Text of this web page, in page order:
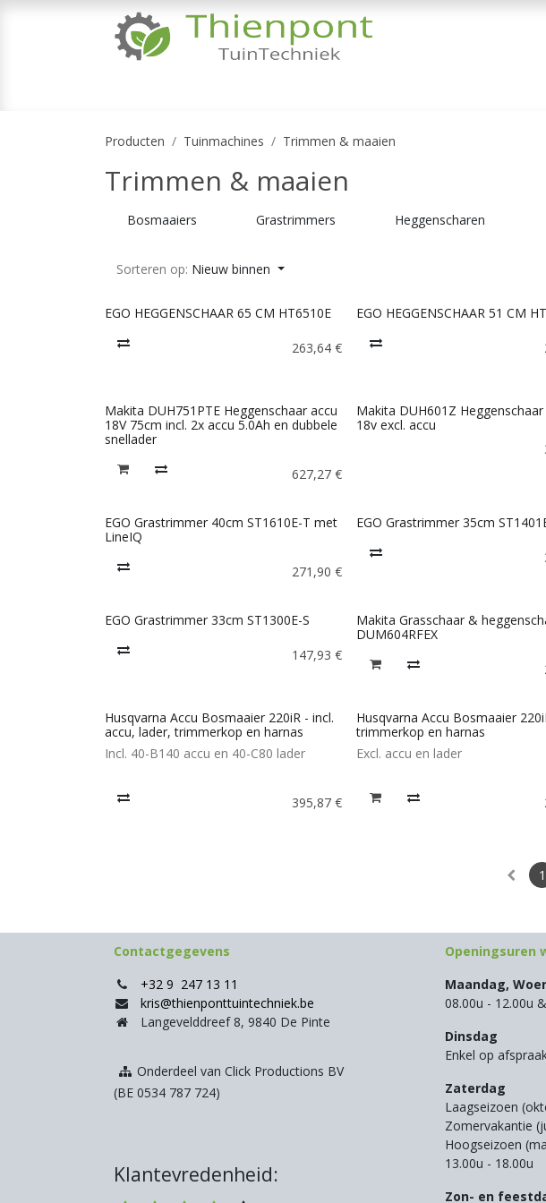
Producten Tuinmachines Trimmen & maaien
Trimmen & maaien
Bosmaaiers Grastrimmers Heggenscharen
Sorteren op: Nieuw binnen
EGO HEGGENSCHAAR 65 CM HT6510E
263,64 €
EGO HEGGENSCHAAR 51 CM
Makita DUH751PTE Heggenschaar accu
18V 75cm incl. 2x accu 5.0Ah en dubbele
snellader
627,27 €
Makita DUH601Z
18v excl. accu
EGO Grastrimmer 40cm ST1610E-T met
LineIQ
271,90 €
EGO Grastrimmer 35cm
EGO Grastrimmer 33cm ST1300E-S
147,93 €
Makita Grasschaar &
DUM604RFEX
Husqvarna Accu Bosmaaier 220iR - incl.
accu, lader, trimmerkop en harnas
Incl. 40-B140 accu en 40-C80 lader
395,87 €
Husqvarna Accu Bosmaaier
trimmerkop en harnas
Excl. accu en lader
1
Openingsuren
Maandag,
08.00u - 12.00u
Dinsdag
Enkel op
Zaterdag
Laagseizoen
Zomervakantie
Hoogseizoen
13.00u - 18.00u
Zon- en
Contactgegevens
+32 9 247 13 11
kris@thienponttuintechniek.be
Langevelddreef 8, 9840 De Pinte
Onderdeel van Click Productions BV
(BE 0534 787 724)
Klantevredenheid: